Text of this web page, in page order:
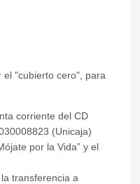
el "cubierto cero", para
corriente del CD
(Unicaja)
por la Vida” y el
transferencia a